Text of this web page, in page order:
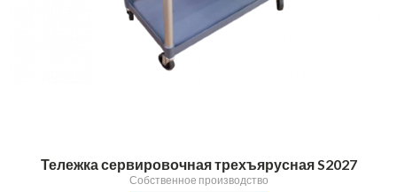
Тележка сервировочная трехъярусная S2027
Собственное производство